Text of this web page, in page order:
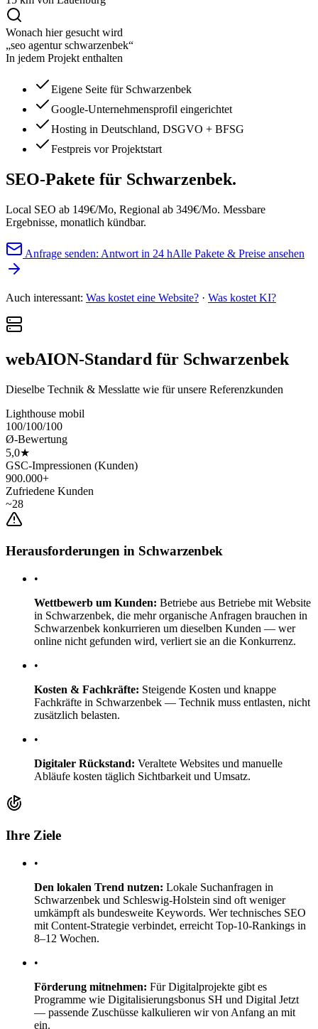
Wonach hier gesucht wird
„seo agentur schwarzenbek“
In jedem Projekt enthalten
Eigene Seite für Schwarzenbek
Google-Unternehmensprofil eingerichtet
Hosting in Deutschland, DSGVO + BFSG
Festpreis vor Projektstart
SEO-Pakete für Schwarzenbek.
Local SEO ab 149€/Mo, Regional ab 349€/Mo. Messbare
Ergebnisse, monatlich kündbar.
Anfrage senden: Antwort in 24 hAlle Pakete & Preise ansehen
Auch interessant: Was kostet eine Website? · Was kostet KI?
webAION-Standard für Schwarzenbek
Dieselbe Technik & Messlatte wie für unsere Referenzkunden
Lighthouse mobil
100/100/100
Ø-Bewertung
5,0★
GSC-Impressionen (Kunden)
900.000+
Zufriedene Kunden
~28
Herausforderungen in Schwarzenbek
•
Wettbewerb um Kunden: Betriebe aus Betriebe mit Website
in Schwarzenbek, die mehr organische Anfragen brauchen in
Schwarzenbek konkurrieren um dieselben Kunden — wer
online nicht gefunden wird, verliert sie an die Konkurrenz.
•
Kosten & Fachkräfte: Steigende Kosten und knappe
Fachkräfte in Schwarzenbek — Technik muss entlasten, nicht
zusätzlich belasten.
•
Digitaler Rückstand: Veraltete Websites und manuelle
Abläufe kosten täglich Sichtbarkeit und Umsatz.
Ihre Ziele
•
Den lokalen Trend nutzen: Lokale Suchanfragen in
Schwarzenbek und Schleswig-Holstein sind oft weniger
umkämpft als bundesweite Keywords. Wer technisches SEO
mit Content-Strategie verbindet, erreicht Top-10-Rankings in
8–12 Wochen.
•
Förderung mitnehmen: Für Digitalprojekte gibt es
Programme wie Digitalisierungsbonus SH und Digital Jetzt
— passende Zuschüsse kalkulieren wir von Anfang an mit
ein.